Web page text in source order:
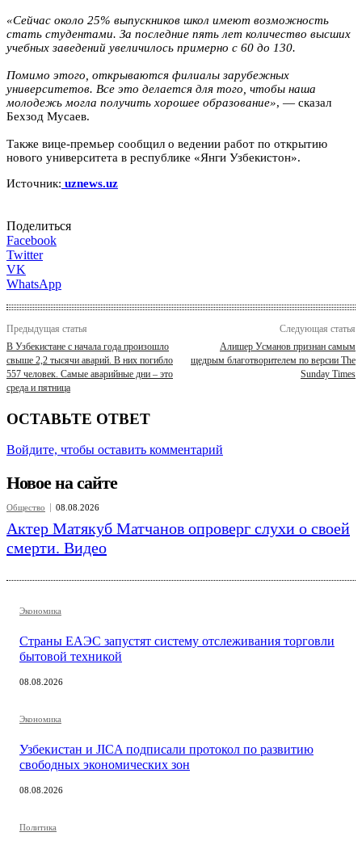
«Сейчас около 25% выпускников школ имеют возможность
стать студентами. За последние пять лет количество высших
учебных заведений увеличилось примерно с 60 до 130.
Помимо этого, открываются филиалы зарубежных
университетов. Все это делается для того, чтобы наша
молодежь могла получить хорошее образование», — сказал
Бехзод Мусаев.
Также вице-премьер сообщил о ведении работ по открытию
нового университета в республике «Янги Узбекистон».
Источник: uznews.uz
Поделиться
Facebook
Twitter
VK
WhatsApp
Предыдущая статья
В Узбекистане с начала года произошло
свыше 2,2 тысячи аварий. В них погибло
557 человек. Самые аварийные дни – это
среда и пятница
Следующая статья
Алишер Усманов признан самым
щедрым благотворителем по версии The
Sunday Times
ОСТАВЬТЕ ОТВЕТ
Войдите, чтобы оставить комментарий
Новое на сайте
Общество 08.08.2026
Актер Матякуб Матчанов опроверг слухи о своей
смерти. Видео
Экономика
Страны ЕАЭС запустят систему отслеживания торговли
бытовой техникой
08.08.2026
Экономика
Узбекистан и JICA подписали протокол по развитию
свободных экономических зон
08.08.2026
Политика